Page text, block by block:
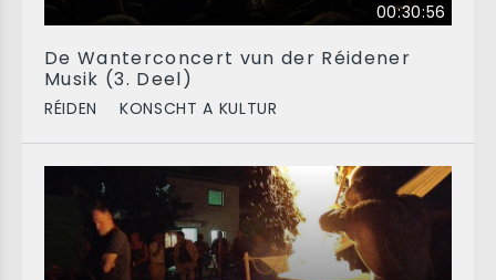
00:30:56
De Wanterconcert vun der Réidener
Musik (3. Deel)
RÉIDEN KONSCHT A KULTUR